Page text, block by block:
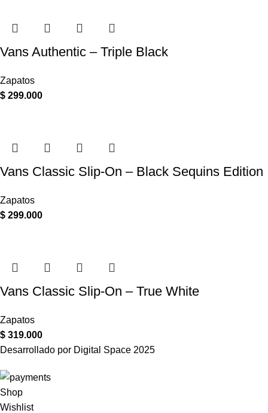
Vans Authentic – Triple Black
Zapatos
$ 299.000
Vans Classic Slip-On – Black Sequins Edition
Zapatos
$ 299.000
Vans Classic Slip-On – True White
Zapatos
$ 319.000
Desarrollado por Digital Space 2025
Shop
Wishlist